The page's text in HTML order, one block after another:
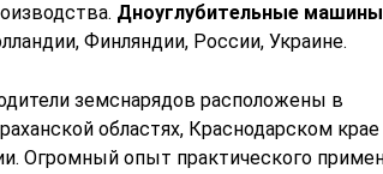
Дноуглубительные машины
Финляндии, России, Украине.
земснарядов расположены в
областях, Краснодарском крае
Огромный опыт практического